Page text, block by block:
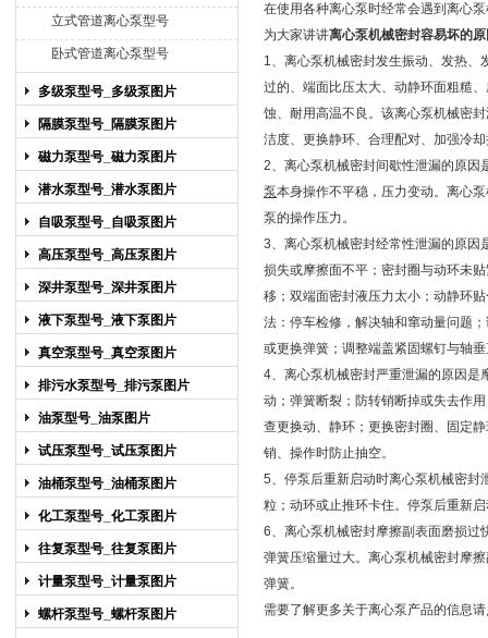
立式管道离心泵型号
卧式管道离心泵型号
多级泵型号_多级泵图片
隔膜泵型号_隔膜泵图片
磁力泵型号_磁力泵图片
潜水泵型号_潜水泵图片
自吸泵型号_自吸泵图片
高压泵型号_高压泵图片
深井泵型号_深井泵图片
液下泵型号_液下泵图片
真空泵型号_真空泵图片
排污水泵型号_排污泵图片
油泵型号_油泵图片
试压泵型号_试压泵图片
油桶泵型号_油桶泵图片
化工泵型号_化工泵图片
往复泵型号_往复泵图片
计量泵型号_计量泵图片
螺杆泵型号_螺杆泵图片
在使用各种离心泵时经常会遇到离心
为大家讲讲离心泵机械密封容易坏的
1、离心泵机械密封发生振动、发热
过的、端面比压太大、动静环面粗糙
蚀、耐用高温不良。该离心泵机械密
洁度、更换静环、合理配对、加强冷
2、离心泵机械密封间歇性泄漏的原因
泵本身操作不平稳，压力变动。离心
泵的操作压力。
3、离心泵机械密封经常性泄漏的原因
损失或摩擦面不平；密封圈与动环未
移；双端面密封液压力太小；动静环
法：停车检修，解决轴和窜动量问题
或更换弹簧；调整端盖紧固螺钉与轴
4、离心泵机械密封严重泄漏的原因是
动；弹簧断裂；防转销断掉或失去作
查更换动、静环；更换密封圈、固定
销、操作时防止抽空。
5、停泵后重新启动时离心泵机械密封
粒；动环或止推环卡住。停泵后重新
6、离心泵机械密封摩擦副表面磨损过
弹簧压缩量过大。离心泵机械密封摩
弹簧。
需要了解更多关于离心泵产品的信息